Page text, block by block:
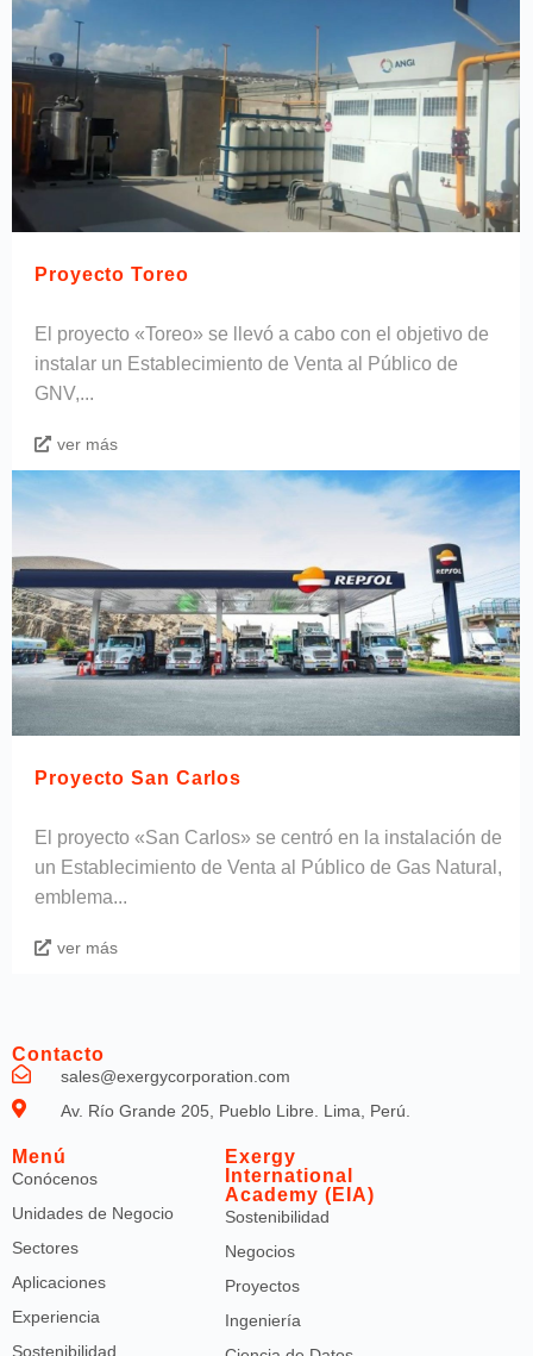
Proyecto Toreo
El proyecto «Toreo» se llevó a cabo con el objetivo de
instalar un Establecimiento de Venta al Público de
GNV,...
ver más
Proyecto San Carlos
El proyecto «San Carlos» se centró en la instalación de
un Establecimiento de Venta al Público de Gas Natural,
emblema...
ver más
Contacto
sales@exergycorporation.com
Av. Río Grande 205, Pueblo Libre. Lima, Perú.
Menú
Conócenos
Unidades de Negocio
Sectores
Aplicaciones
Experiencia
Sostenibilidad
Exergy
International
Academy (EIA)
Sostenibilidad
Negocios
Proyectos
Ingeniería